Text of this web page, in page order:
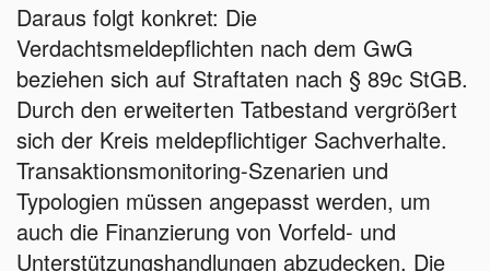
Daraus folgt konkret: Die
Verdachtsmeldepflichten nach dem GwG
beziehen sich auf Straftaten nach § 89c StGB.
Durch den erweiterten Tatbestand vergrößert
sich der Kreis meldepflichtiger Sachverhalte.
Transaktionsmonitoring-Szenarien und
Typologien müssen angepasst werden, um
auch die Finanzierung von Vorfeld- und
Unterstützungshandlungen abzudecken. Die